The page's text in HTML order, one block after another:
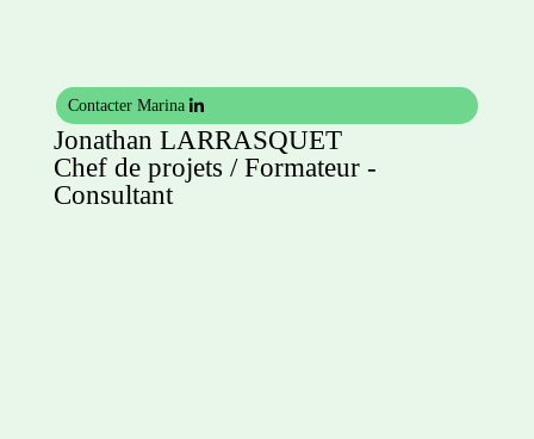
Contacter Marina
Jonathan LARRASQUET
Chef de projets / Formateur -
Consultant